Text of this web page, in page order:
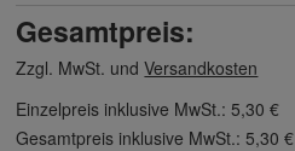
Gesamtpreis:
Zzgl. MwSt. undVersandkosten
Einzelpreis inklusive MwSt.:5,30 €
Gesamtpreis inklusive MwSt.:5,30 €